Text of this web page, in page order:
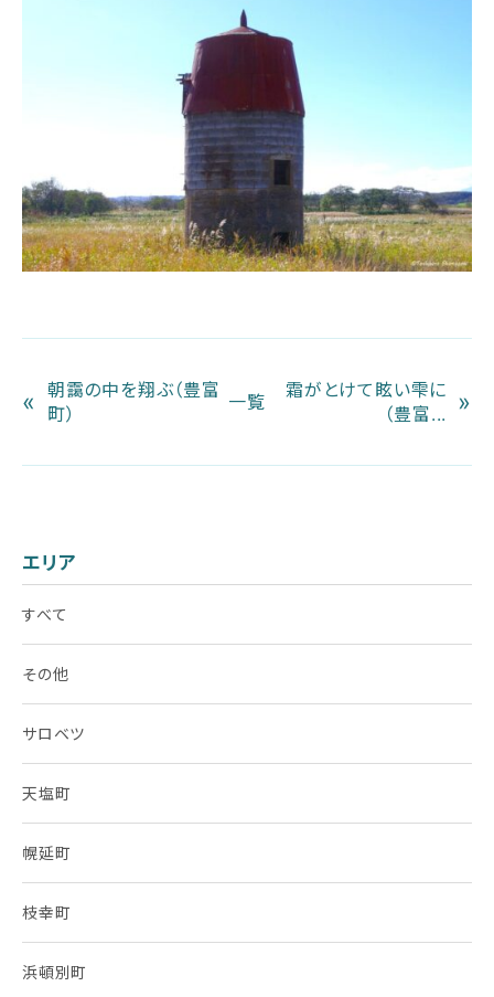
«
朝靄の中を翔ぶ（豊富
町）
一覧
霜がとけて眩い雫に
（豊富...
»
エリア
すべて
その他
サロベツ
天塩町
幌延町
枝幸町
浜頓別町